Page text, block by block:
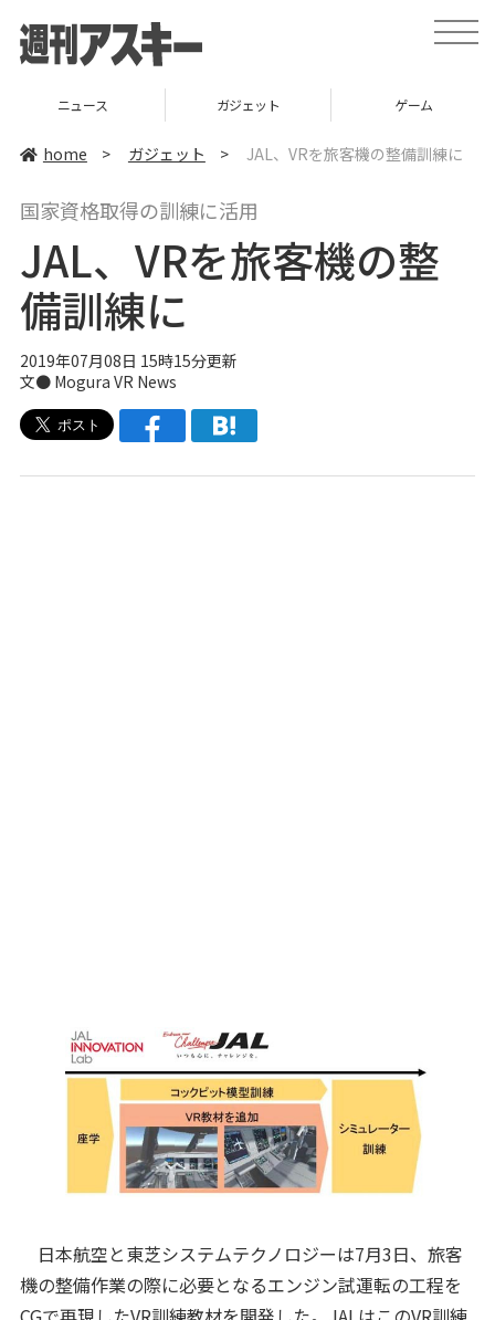
t
o
v
ニュース ガジェット ゲーム
home > ガジェット > JAL、VRを旅客機の整備訓練に
国家資格取得の訓練に活用
JAL、VRを旅客機の整
備訓練に
2019年07月08日 15時15分更新
文● Mogura VR News
日本航空と東芝システムテクノロジーは7月3日、旅客
機の整備作業の際に必要となるエンジン試運転の工程を